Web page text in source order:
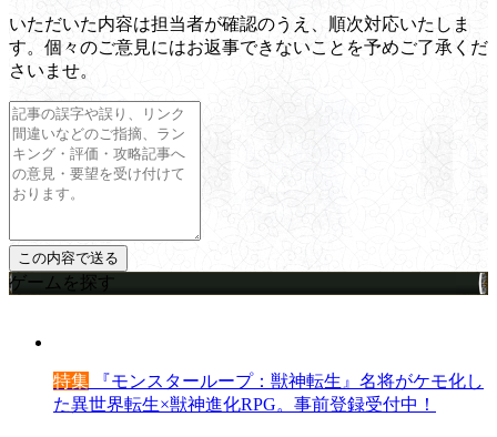
いただいた内容は担当者が確認のうえ、順次対応いたしま
す。個々のご意見にはお返事できないことを予めご了承くだ
さいませ。
ゲームを探す
特集 『モンスターループ：獣神転生』名将がケモ化し
た異世界転生×獣神進化RPG。事前登録受付中！